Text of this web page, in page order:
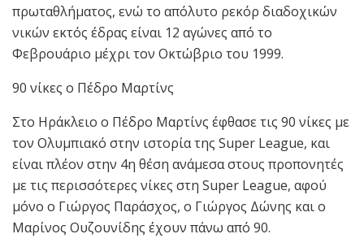
πρωταθλήματος, ενώ το απόλυτο ρεκόρ διαδοχικών
νικών εκτός έδρας είναι 12 αγώνες από το
Φεβρουάριο μέχρι τον Οκτώβριο του 1999.
90 νίκες ο Πέδρο Μαρτίνς
Στο Ηράκλειο ο Πέδρο Μαρτίνς έφθασε τις 90 νίκες με
τον Ολυμπιακό στην ιστορία της Super League, και
είναι πλέον στην 4η θέση ανάμεσα στους προπονητές
με τις περισσότερες νίκες στη Super League, αφού
μόνο ο Γιώργος Παράσχος, ο Γιώργος Δώνης και ο
Μαρίνος Ουζουνίδης έχουν πάνω από 90.